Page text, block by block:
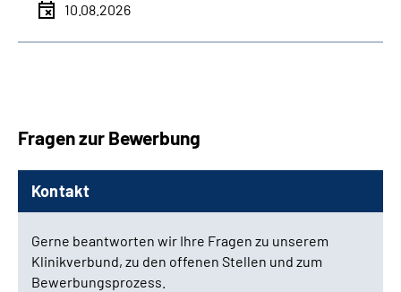
10.08.2026
Fragen zur Bewerbung
Kontakt
Gerne beantworten wir Ihre Fragen zu unserem
Klinikverbund, zu den offenen Stellen und zum
Bewerbungsprozess.